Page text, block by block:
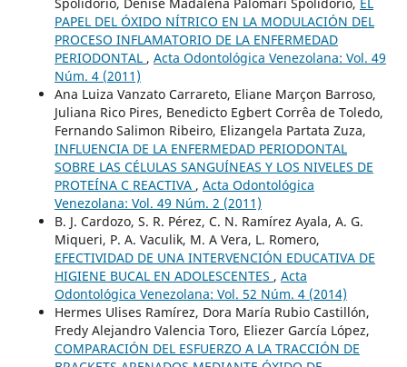
PAPEL DEL ÓXIDO NÍTRICO EN LA MODULACIÓN DEL
PROCESO INFLAMATORIO DE LA ENFERMEDAD
PERIODONTAL , Acta Odontológica Venezolana: Vol. 49
Núm. 4 (2011)
Ana Luiza Vanzato Carrareto, Eliane Marçon Barroso,
Juliana Rico Pires, Benedicto Egbert Corrêa de Toledo,
Fernando Salimon Ribeiro, Elizangela Partata Zuza,
INFLUENCIA DE LA ENFERMEDAD PERIODONTAL
SOBRE LAS CÉLULAS SANGUÍNEAS Y LOS NIVELES DE
PROTEÍNA C REACTIVA , Acta Odontológica
Venezolana: Vol. 49 Núm. 2 (2011)
B. J. Cardozo, S. R. Pérez, C. N. Ramírez Ayala, A. G.
Miqueri, P. A. Vaculik, M. A Vera, L. Romero,
EFECTIVIDAD DE UNA INTERVENCIÓN EDUCATIVA DE
HIGIENE BUCAL EN ADOLESCENTES , Acta
Odontológica Venezolana: Vol. 52 Núm. 4 (2014)
Hermes Ulises Ramírez, Dora María Rubio Castillón,
Fredy Alejandro Valencia Toro, Eliezer García López,
COMPARACIÓN DEL ESFUERZO A LA TRACCIÓN DE